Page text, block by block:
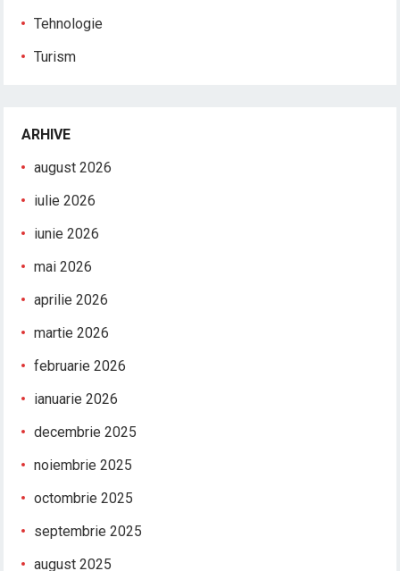
Tehnologie
Turism
ARHIVE
august 2026
iulie 2026
iunie 2026
mai 2026
aprilie 2026
martie 2026
februarie 2026
ianuarie 2026
decembrie 2025
noiembrie 2025
octombrie 2025
septembrie 2025
august 2025